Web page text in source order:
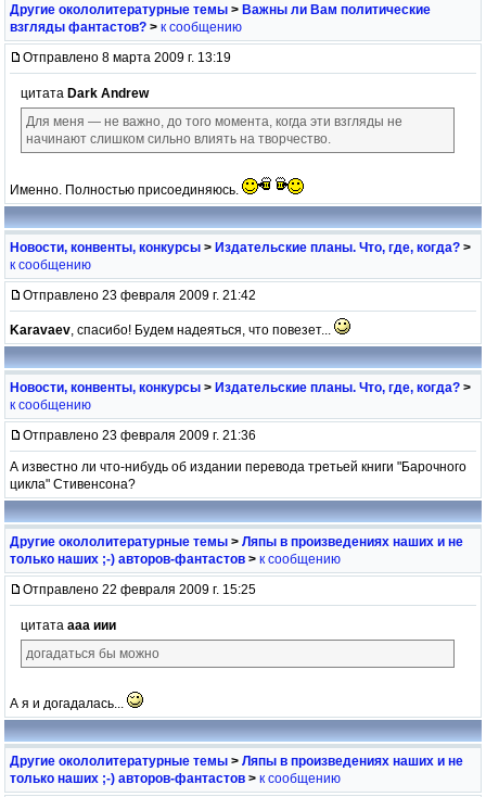
Другие окололитературные темы > Важны ли Вам политические
взгляды фантастов? > к сообщению
Отправлено 8 марта 2009 г. 13:19
цитата Dark Andrew
Для меня — не важно, до того момента, когда эти взгляды не
начинают слишком сильно влиять на творчество.
Именно. Полностью присоединяюсь.
Новости, конвенты, конкурсы > Издательские планы. Что, где, когда? >
к сообщению
Отправлено 23 февраля 2009 г. 21:42
Karavaev, спасибо! Будем надеяться, что повезет...
Новости, конвенты, конкурсы > Издательские планы. Что, где, когда? >
к сообщению
Отправлено 23 февраля 2009 г. 21:36
А известно ли что-нибудь об издании перевода третьей книги "Барочного
цикла" Стивенсона?
Другие окололитературные темы > Ляпы в произведениях наших и не
только наших ;-) авторов-фантастов > к сообщению
Отправлено 22 февраля 2009 г. 15:25
цитата ааа иии
догадаться бы можно
А я и догадалась...
Другие окололитературные темы > Ляпы в произведениях наших и не
только наших ;-) авторов-фантастов > к сообщению